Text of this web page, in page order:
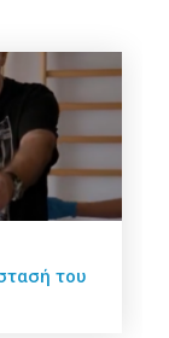
του